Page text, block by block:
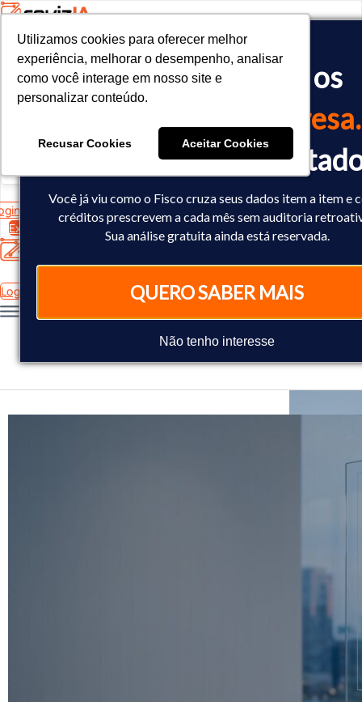
O Fisco já cruzou os
da sua empresa.
Você já sabe o
Você já viu como o Fisco cruza seus dados item a item e
créditos prescrevem a cada mês sem auditoria
Sua análise gratuita ainda está reservada.
QUERO SABER MAIS
Não tenho interesse
Utilizamos cookies para oferecer melhor
experiência, melhorar o desempenho, analisar
como você interage em nosso site e
personalizar conteúdo.
Recusar Cookies Aceitar Cookies
Utilizamos cookies para oferecer melhor
experiência, melhorar o desempenho, analisar
como você interage em nosso site e
personalizar conteúdo.
Recusar Cookies Aceitar Cookies
<!-- Google tag (gtag.js) -->
<script async src="https://www.googletagmanager.com/gtag/
<script>
  window.dataLayer = window.dataLayer || [];
  gtag('config', 'AW-10793602440');
Experimente Grátis
Login